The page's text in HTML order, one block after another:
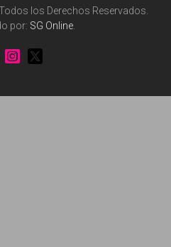
los Derechos Reservados.
por: SG Online.